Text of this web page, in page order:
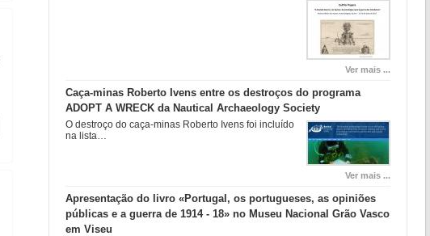
Ver mais ...
Caça-minas Roberto Ivens entre os destroços do programa
ADOPT A WRECK da Nautical Archaeology Society
O destroço do caça-minas Roberto Ivens foi incluído
na lista…
Ver mais ...
Apresentação do livro «Portugal, os portugueses, as opiniões
públicas e a guerra de 1914 - 18» no Museu Nacional Grão Vasco
em Viseu